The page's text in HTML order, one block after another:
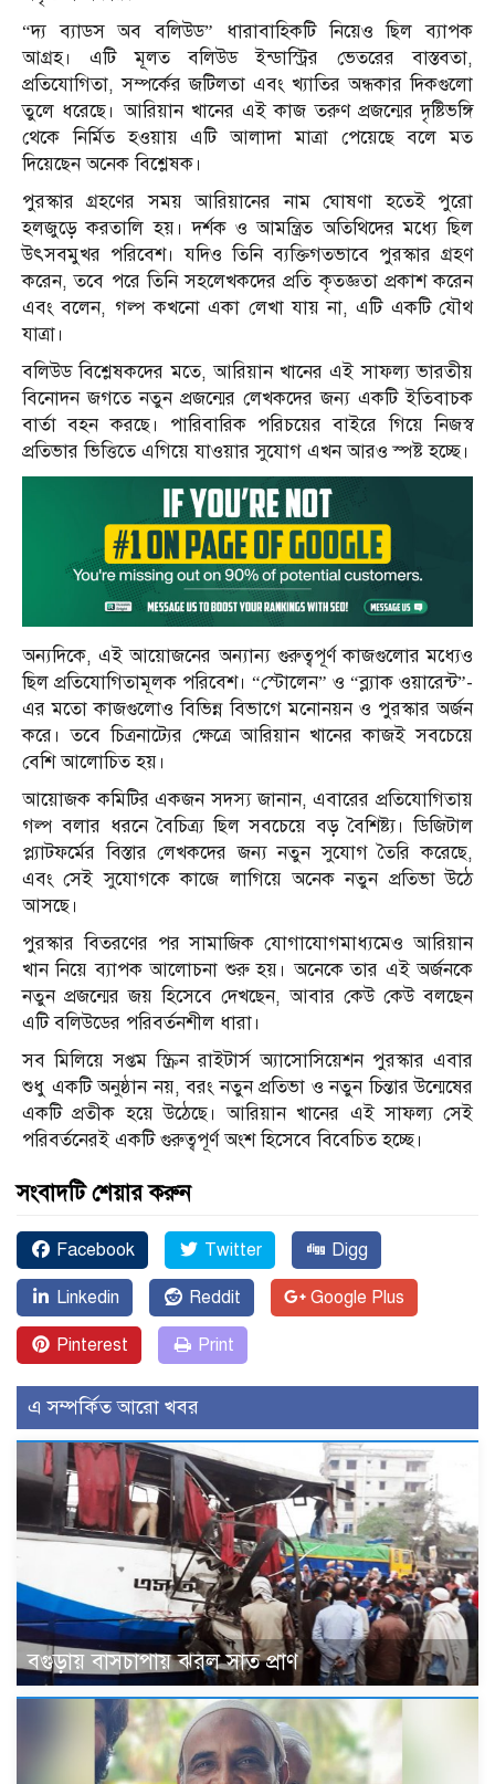
“দ্য ব্যাডস অব বলিউড” ধারাবাহিকটি নিয়েও ছিল ব্যাপক
আগ্রহ। এটি মূলত বলিউড ইন্ডাস্ট্রির ভেতরের বাস্তবতা,
প্রতিযোগিতা, সম্পর্কের জটিলতা এবং খ্যাতির অন্ধকার দিকগুলো
তুলে ধরেছে। আরিয়ান খানের এই কাজ তরুণ প্রজন্মের দৃষ্টিভঙ্গি
থেকে নির্মিত হওয়ায় এটি আলাদা মাত্রা পেয়েছে বলে মত
দিয়েছেন অনেক বিশ্লেষক।
পুরস্কার গ্রহণের সময় আরিয়ানের নাম ঘোষণা হতেই পুরো
হলজুড়ে করতালি হয়। দর্শক ও আমন্ত্রিত অতিথিদের মধ্যে ছিল
উৎসবমুখর পরিবেশ। যদিও তিনি ব্যক্তিগতভাবে পুরস্কার গ্রহণ
করেন, তবে পরে তিনি সহলেখকদের প্রতি কৃতজ্ঞতা প্রকাশ করেন
এবং বলেন, গল্প কখনো একা লেখা যায় না, এটি একটি যৌথ
যাত্রা।
বলিউড বিশ্লেষকদের মতে, আরিয়ান খানের এই সাফল্য ভারতীয়
বিনোদন জগতে নতুন প্রজন্মের লেখকদের জন্য একটি ইতিবাচক
বার্তা বহন করছে। পারিবারিক পরিচয়ের বাইরে গিয়ে নিজস্ব
প্রতিভার ভিত্তিতে এগিয়ে যাওয়ার সুযোগ এখন আরও স্পষ্ট হচ্ছে।
অন্যদিকে, এই আয়োজনের অন্যান্য গুরুত্বপূর্ণ কাজগুলোর মধ্যেও
ছিল প্রতিযোগিতামূলক পরিবেশ। “স্টোলেন” ও “ব্ল্যাক ওয়ারেন্ট”-
এর মতো কাজগুলোও বিভিন্ন বিভাগে মনোনয়ন ও পুরস্কার অর্জন
করে। তবে চিত্রনাট্যের ক্ষেত্রে আরিয়ান খানের কাজই সবচেয়ে
বেশি আলোচিত হয়।
আয়োজক কমিটির একজন সদস্য জানান, এবারের প্রতিযোগিতায়
গল্প বলার ধরনে বৈচিত্র্য ছিল সবচেয়ে বড় বৈশিষ্ট্য। ডিজিটাল
প্ল্যাটফর্মের বিস্তার লেখকদের জন্য নতুন সুযোগ তৈরি করেছে,
এবং সেই সুযোগকে কাজে লাগিয়ে অনেক নতুন প্রতিভা উঠে
আসছে।
পুরস্কার বিতরণের পর সামাজিক যোগাযোগমাধ্যমেও আরিয়ান
খান নিয়ে ব্যাপক আলোচনা শুরু হয়। অনেকে তার এই অর্জনকে
নতুন প্রজন্মের জয় হিসেবে দেখছেন, আবার কেউ কেউ বলছেন
এটি বলিউডের পরিবর্তনশীল ধারা।
সব মিলিয়ে সপ্তম স্ক্রিন রাইটার্স অ্যাসোসিয়েশন পুরস্কার এবার
শুধু একটি অনুষ্ঠান নয়, বরং নতুন প্রতিভা ও নতুন চিন্তার উন্মেষের
একটি প্রতীক হয়ে উঠেছে। আরিয়ান খানের এই সাফল্য সেই
পরিবর্তনেরই একটি গুরুত্বপূর্ণ অংশ হিসেবে বিবেচিত হচ্ছে।
সংবাদটি শেয়ার করুন
Facebook Twitter Digg
Linkedin Reddit Google Plus
Pinterest Print
এ সম্পর্কিত আরো খবর
বগুড়ায় বাসচাপায় ঝরল সাত প্রাণ